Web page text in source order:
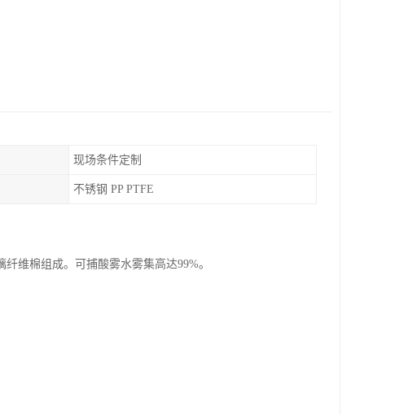
现场条件定制
不锈钢 PP PTFE
维棉组成。可捕酸雾水雾集高达99%。